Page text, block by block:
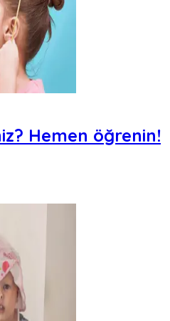
Hemen öğrenin!